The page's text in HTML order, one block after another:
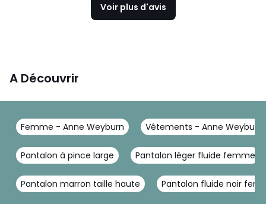
Voir plus d'avis
A Découvrir
Femme - Anne Weyburn Vêtements - Anne Weyburn
Pantalon à pince large Pantalon léger fluide femme
Pantalon marron taille haute Pantalon fluide noir